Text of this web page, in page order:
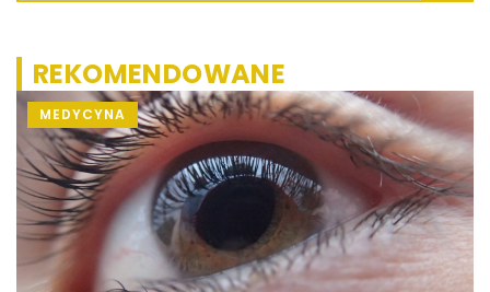
REKOMENDOWANE
MEDYCYNA